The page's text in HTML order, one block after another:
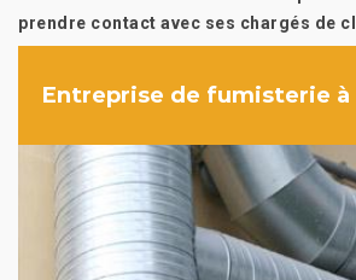
prendre contact avec ses chargés de
Entreprise de fumisterie à